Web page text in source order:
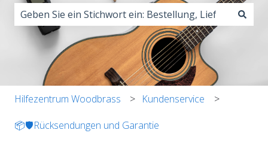
Es gibt keine Vorschläge, da das Suchfeld leer ist.
Hilfezentrum Woodbrass Kundenservice
📦🛡️Rücksendungen und Garantie